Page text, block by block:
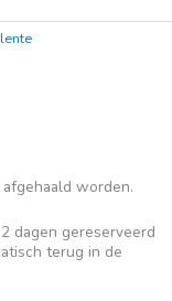
lente
worden.
dagen gereserveerd
terug in de